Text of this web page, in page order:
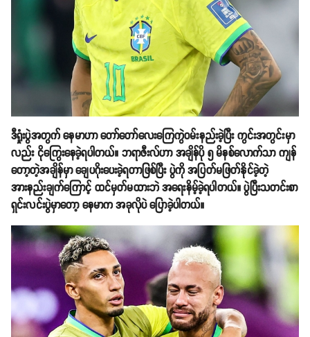
ဒီရှုံးပွဲအတွက် နေမာဟာ တော်တော်လေးကြေကွဲဝမ်းနည်းခဲ့ပြီး ကွင်းအတွင်းမှာ
လည်း ငိုကြွေးနေခဲ့ရပါတယ်။ ဘရာဇီးလ်ဟာ အချိန်ပို ၅ မိနစ်လောက်သာ ကျန်
တော့တဲ့အချိန်မှာ ချေပဂိုးပေးခဲ့ရတာဖြစ်ပြီး ပွဲကို အပြတ်မဖြတ်နိုင်ခဲ့တဲ့
အားနည်းချက်ကြောင့် ထင်မှတ်မထားဘဲ အရေးနိမ့်ခဲ့ရပါတယ်။ ပွဲပြီးသတင်းစာ
ရှင်းလင်းပွဲမှာတော့ နေမာက အခုလိုပဲ ပြောခဲ့ပါတယ်။